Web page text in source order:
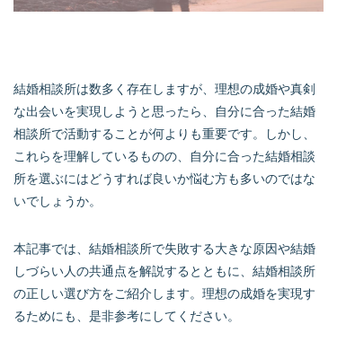
結婚相談所は数多く存在しますが、理想の成婚や真剣
な出会いを実現しようと思ったら、自分に合った結婚
相談所で活動することが何よりも重要です。しかし、
これらを理解しているものの、自分に合った結婚相談
所を選ぶにはどうすれば良いか悩む方も多いのではな
いでしょうか。
本記事では、結婚相談所で失敗する大きな原因や結婚
しづらい人の共通点を解説するとともに、結婚相談所
の正しい選び方をご紹介します。理想の成婚を実現す
るためにも、是非参考にしてください。